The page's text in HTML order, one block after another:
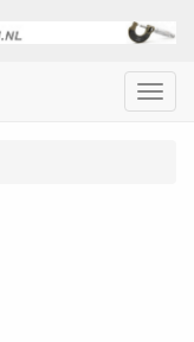
Menu